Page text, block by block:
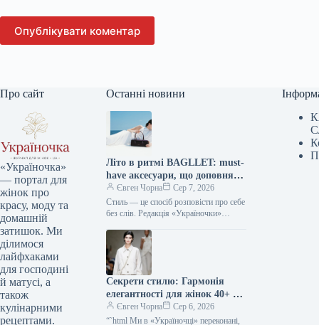
Опублікувати коментар
Про сайт
«Україночка»
— портал для
жінок про
красу, моду та
домашній
затишок. Ми
ділимося
лайфхаками
для господині
й матусі, а
також
кулінарними
рецептами.
Останні новини
Літо в ритмі BAGLLET: must-
have аксесуари, що доповнять
твій фешн-образ
Євген Чорна
Сер 7, 2026
Стиль — це спосіб розповісти про себе
без слів. Редакція «Україночки»
тенденціями, і сьогодні ми
підготували…
Секрети стилю: Гармонія
елегантності для жінок 40+ від
топ-стилістки
Євген Чорна
Сер 6, 2026
“`html Ми в «Україночці» переконані,